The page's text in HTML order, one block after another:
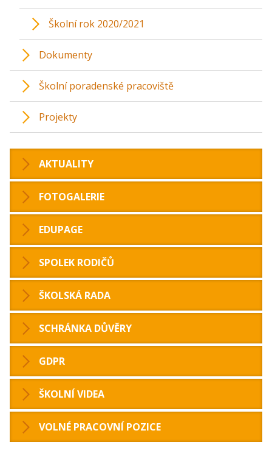
Školní rok 2020/2021
Dokumenty
Školní poradenské pracoviště
Projekty
AKTUALITY
FOTOGALERIE
EDUPAGE
SPOLEK RODIČŮ
ŠKOLSKÁ RADA
SCHRÁNKA DŮVĚRY
GDPR
ŠKOLNÍ VIDEA
VOLNÉ PRACOVNÍ POZICE